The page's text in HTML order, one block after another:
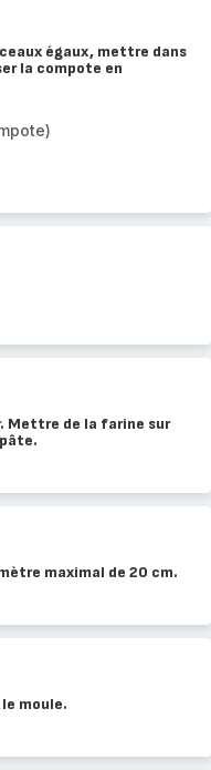
égaux, mettre dans
la compote en
Mettre de la farine sur
maximal de 20 cm.
moule.